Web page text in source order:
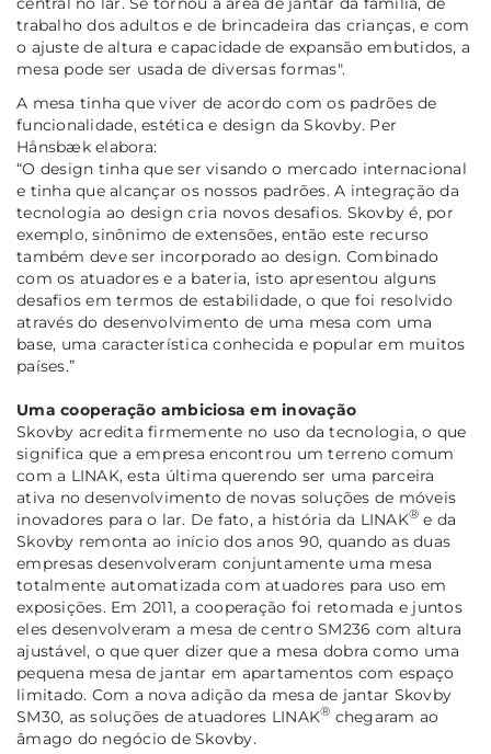
trabalho dos adultos e de brincadeira das crianças, e com
o ajuste de altura e capacidade de expansão embutidos, a
mesa pode ser usada de diversas formas".
A mesa tinha que viver de acordo com os padrões de
funcionalidade, estética e design da Skovby. Per
Hånsbæk elabora:
“O design tinha que ser visando o mercado internacional
e tinha que alcançar os nossos padrões. A integração da
tecnologia ao design cria novos desafios. Skovby é, por
exemplo, sinônimo de extensões, então este recurso
também deve ser incorporado ao design. Combinado
com os atuadores e a bateria, isto apresentou alguns
desafios em termos de estabilidade, o que foi resolvido
através do desenvolvimento de uma mesa com uma
base, uma característica conhecida e popular em muitos
países.”
Uma cooperação ambiciosa em inovação
Skovby acredita firmemente no uso da tecnologia, o que
significa que a empresa encontrou um terreno comum
com a LINAK, esta última querendo ser uma parceira
ativa no desenvolvimento de novas soluções de móveis
inovadores para o lar. De fato, a história da LINAK® e da
Skovby remonta ao início dos anos 90, quando as duas
empresas desenvolveram conjuntamente uma mesa
totalmente automatizada com atuadores para uso em
exposições. Em 2011, a cooperação foi retomada e juntos
eles desenvolveram a mesa de centro SM236 com altura
ajustável, o que quer dizer que a mesa dobra como uma
pequena mesa de jantar em apartamentos com espaço
limitado. Com a nova adição da mesa de jantar Skovby
SM30, as soluções de atuadores LINAK® chegaram ao
âmago do negócio de Skovby.